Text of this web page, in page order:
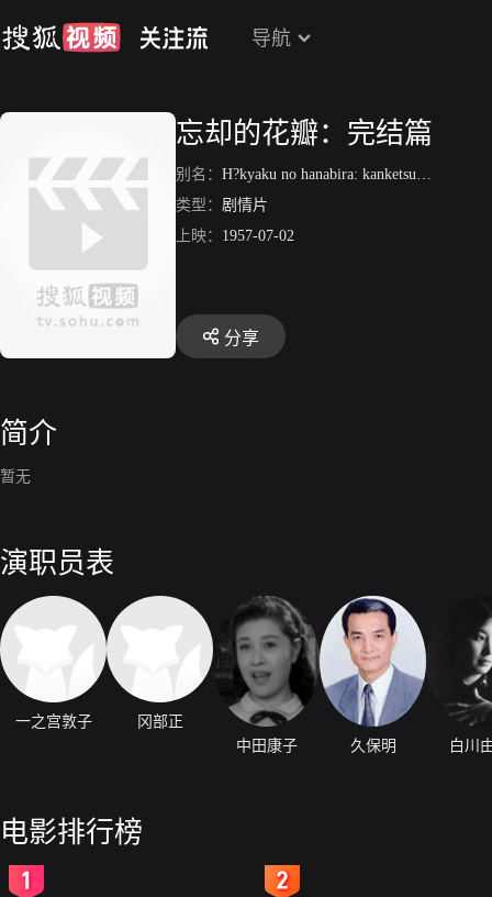
导航
忘却的花瓣：完结篇
别名： H?kyaku no hanabira: kanketsuhen
类型： 剧情片
上映： 1957-07-02
分享
简介
暂无
演职员表
一之宫敦子
冈部正
中田康子
久保明 白川
电影排行榜